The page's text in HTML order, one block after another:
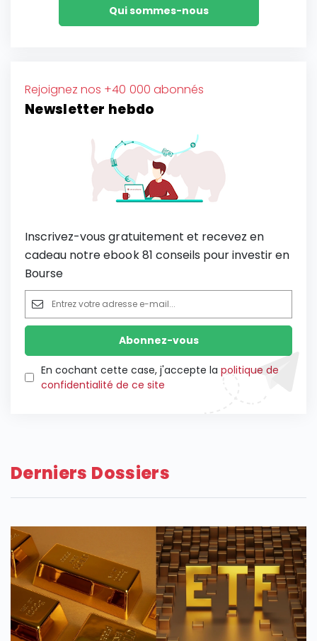
Qui sommes-nous
Rejoignez nos +40 000 abonnés
Newsletter hebdo
Inscrivez-vous gratuitement et recevez en
cadeau notre ebook 81 conseils pour investir en
Bourse
En cochant cette case, j'accepte la politique de
confidentialité de ce site
Derniers Dossiers